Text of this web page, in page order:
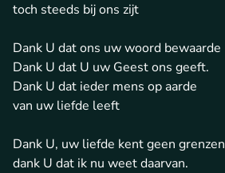
toch steeds bij ons zijt
Dank U dat ons uw woord bewaarde
Dank U dat U uw Geest ons geeft.
Dank U dat ieder mens op aarde
van uw liefde leeft
Dank U, uw liefde kent geen grenzen
dank U dat ik nu weet daarvan.